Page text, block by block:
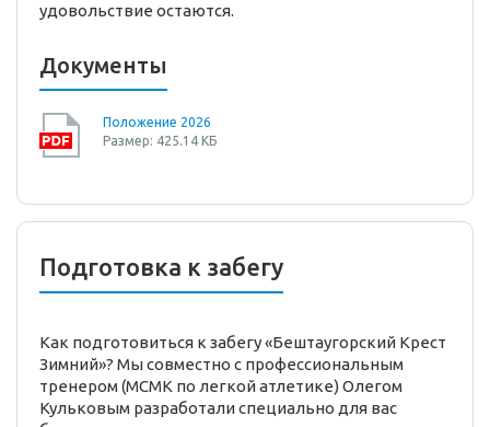
удовольствие остаются.
Документы
Положение 2026
Размер: 425.14 КБ
Подготовка к забегу
Как подготовиться к забегу «Бештаугорский Крест
Зимний»? Мы совместно с профессиональным
тренером (МСМК по легкой атлетике) Олегом
Кульковым разработали специально для вас